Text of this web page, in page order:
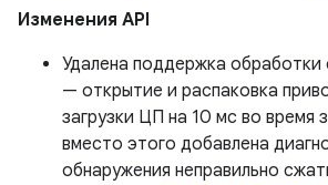
Изменения API
Удалена поддержка
— открытие и распаковка
загрузки ЦП на 10 мс во время
вместо этого добавлена
обнаружения неправильно